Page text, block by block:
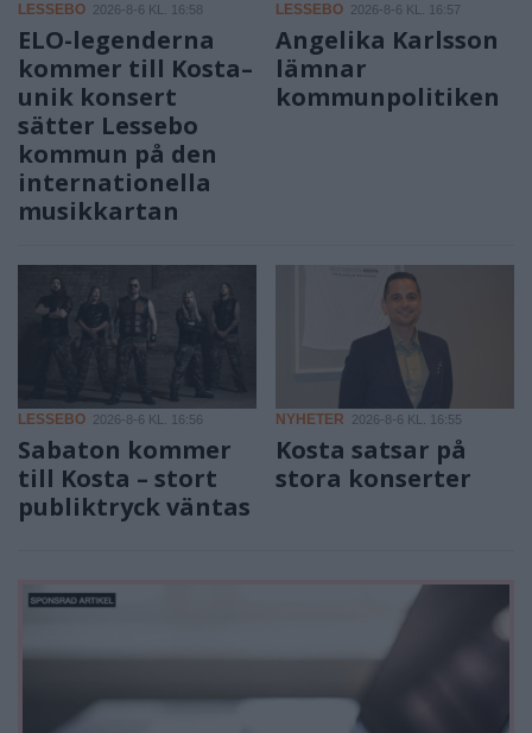
LESSEBO 2026-8-6 KL. 16:58
ELO-legenderna
kommer till Kosta–
unik konsert
sätter Lessebo
kommun på den
internationella
musikkartan
LESSEBO 2026-8-6 KL. 16:57
Angelika Karlsson
lämnar
kommunpolitiken
LESSEBO 2026-8-6 KL. 16:56
Sabaton kommer
till Kosta – stort
publiktryck väntas
NYHETER 2026-8-6 KL. 16:55
Kosta satsar på
stora konserter